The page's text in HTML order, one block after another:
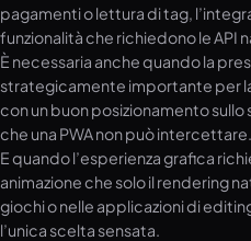
pagamenti o lettura di tag,
funzionalità che richiedono le API
È necessaria anche quando la
strategicamente importante per
con un buon posizionamento
che una PWA non può intercettare.
E quando l’esperienza grafica
animazione che solo il rendering
giochi o nelle applicazioni di
l’unica scelta sensata.